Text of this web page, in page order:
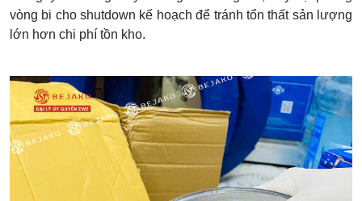
vòng bi cho shutdown kế hoạch để tránh tổn thất sản lượng
lớn hơn chi phí tồn kho.